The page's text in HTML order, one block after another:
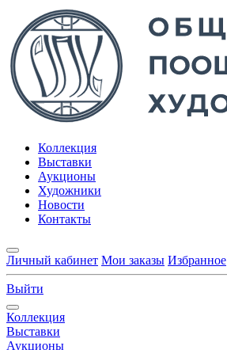
Коллекция
Выставки
Аукционы
Художники
Новости
Контакты
Личный кабинет Мои заказы Избранное
Выйти
Коллекция
Выставки
Аукционы